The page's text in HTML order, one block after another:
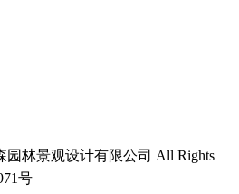
园林景观设计有限公司 All Rights
号